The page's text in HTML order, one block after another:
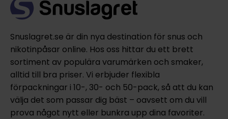
Snuslagret.se är din nya destination för snus och
nikotinpåsar online. Hos oss hittar du ett brett
sortiment av populära varumärken och smaker,
alltid till bra priser. Vi erbjuder flexibla
förpackningar i 10-, 30- och 50-pack, så att du kan
välja det som passar dig bäst – oavsett om du vill
prova något nytt eller bunkra upp dina favoriter.